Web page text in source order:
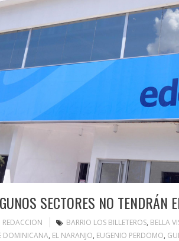
SECTORES NO TENDRÁN
REDACCION BARRIO LOS BILLETEROS, BELLA
DOMINICANA, EL NARANJO, EUGENIO PERDOMO,